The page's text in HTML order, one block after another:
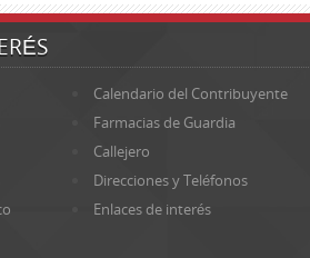
Calendario del Contribuyente
Farmacias de Guardia
Callejero
Direcciones y Teléfonos
Enlaces de interés